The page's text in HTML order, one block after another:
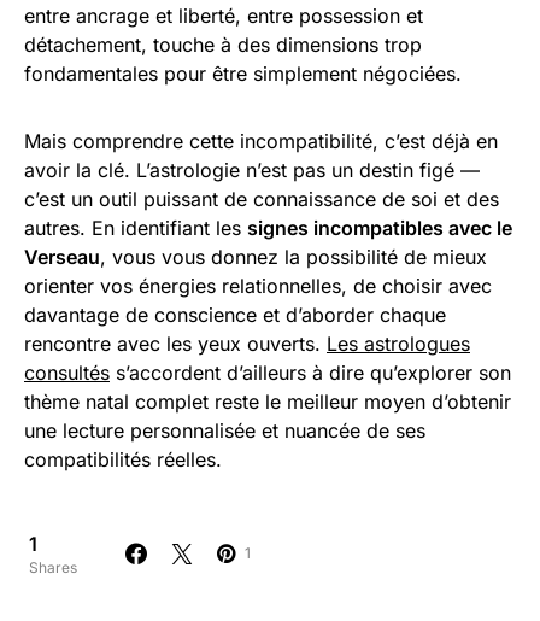
entre ancrage et liberté, entre possession et
détachement, touche à des dimensions trop
fondamentales pour être simplement négociées.
Mais comprendre cette incompatibilité, c’est déjà en
avoir la clé. L’astrologie n’est pas un destin figé —
c’est un outil puissant de connaissance de soi et des
autres. En identifiant les signes incompatibles avec le
Verseau, vous vous donnez la possibilité de mieux
orienter vos énergies relationnelles, de choisir avec
davantage de conscience et d’aborder chaque
rencontre avec les yeux ouverts. Les astrologues
consultés s’accordent d’ailleurs à dire qu’explorer son
thème natal complet reste le meilleur moyen d’obtenir
une lecture personnalisée et nuancée de ses
compatibilités réelles.
1
Shares
1